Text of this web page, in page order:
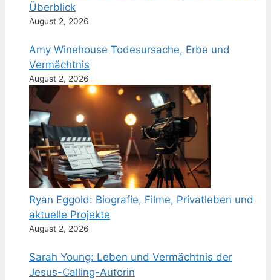
Überblick
August 2, 2026
Amy Winehouse Todesursache, Erbe und
Vermächtnis
August 2, 2026
Ryan Eggold: Biografie, Filme, Privatleben und
aktuelle Projekte
August 2, 2026
Sarah Young: Leben und Vermächtnis der
Jesus-Calling-Autorin